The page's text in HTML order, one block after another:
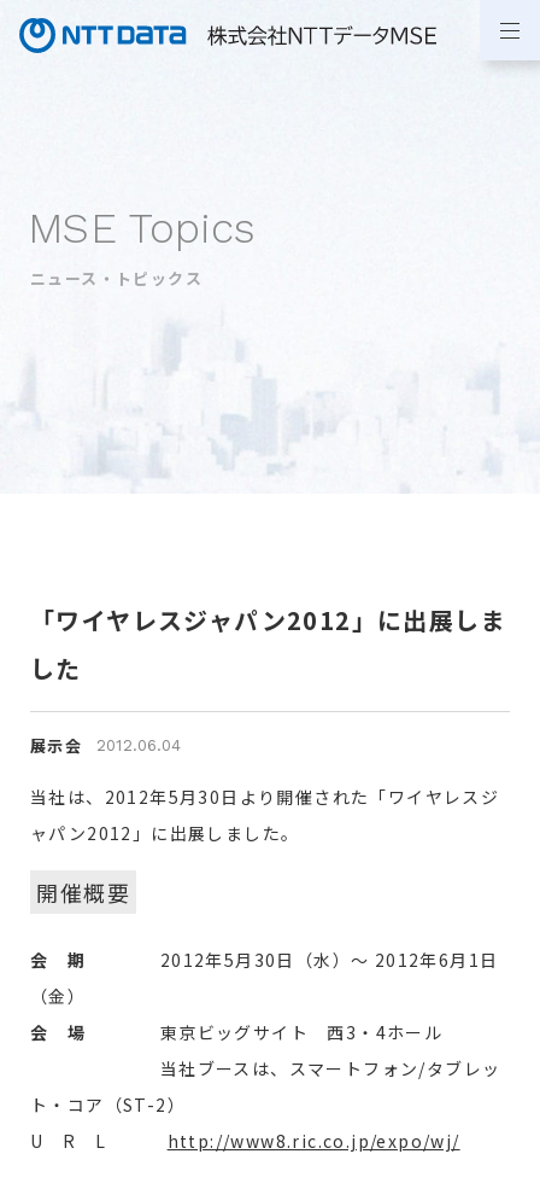
MSE Topics
ニュース・トピックス
「ワイヤレスジャパン2012」に出展しま
した
展示会 2012.06.04
当社は、2012年5月30日より開催された「ワイヤレスジ
ャパン2012」に出展しました。
開催概要
会 期
2012年5月30日（水）～ 2012年6月1日
（金）
会 場 東京ビッグサイト 西3・4ホール
当社ブースは、スマートフォン/タブレッ
ト・コア（ST-2）
U R L http://www8.ric.co.jp/expo/wj/